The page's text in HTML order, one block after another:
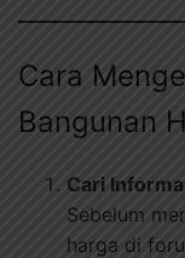
Cara
Bangunan
Cari
Sebelum
harga di